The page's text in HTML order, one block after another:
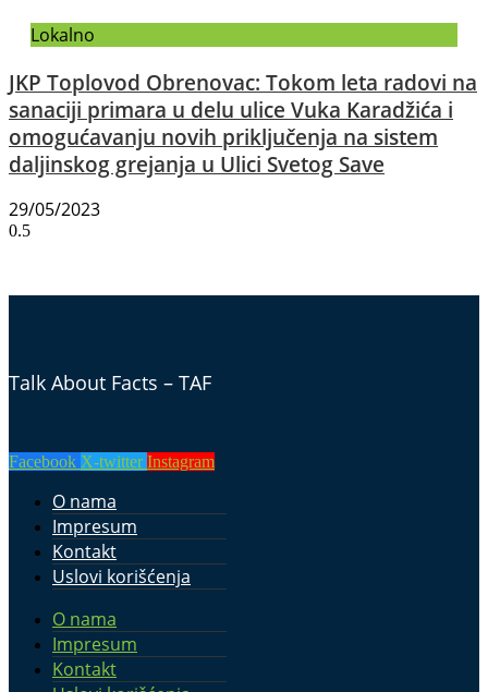
Lokalno
JKP Toplovod Obrenovac: Tokom leta radovi na
sanaciji primara u delu ulice Vuka Karadžića i
omogućavanju novih priključenja na sistem
daljinskog grejanja u Ulici Svetog Save
29/05/2023
Talk About Facts – TAF
Facebook X-twitter Instagram
O nama
Impresum
Kontakt
Uslovi korišćenja
O nama
Impresum
Kontakt